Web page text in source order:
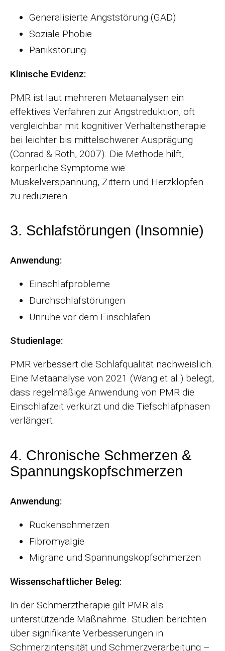
Generalisierte Angststörung (GAD)
Soziale Phobie
Panikstörung
Klinische Evidenz:
PMR ist laut mehreren Metaanalysen ein
effektives Verfahren zur Angstreduktion, oft
vergleichbar mit kognitiver Verhaltenstherapie
bei leichter bis mittelschwerer Ausprägung
(Conrad & Roth, 2007). Die Methode hilft,
körperliche Symptome wie
Muskelverspannung, Zittern und Herzklopfen
zu reduzieren.
3. Schlafstörungen (Insomnie)
Anwendung:
Einschlafprobleme
Durchschlafstörungen
Unruhe vor dem Einschlafen
Studienlage:
PMR verbessert die Schlafqualität nachweislich.
Eine Metaanalyse von 2021 (Wang et al.) belegt,
dass regelmäßige Anwendung von PMR die
Einschlafzeit verkürzt und die Tiefschlafphasen
verlängert.
4. Chronische Schmerzen &
Spannungskopfschmerzen
Anwendung:
Rückenschmerzen
Fibromyalgie
Migräne und Spannungskopfschmerzen
Wissenschaftlicher Beleg:
In der Schmerztherapie gilt PMR als
unterstützende Maßnahme. Studien berichten
über signifikante Verbesserungen in
Schmerzintensität und Schmerzverarbeitung –